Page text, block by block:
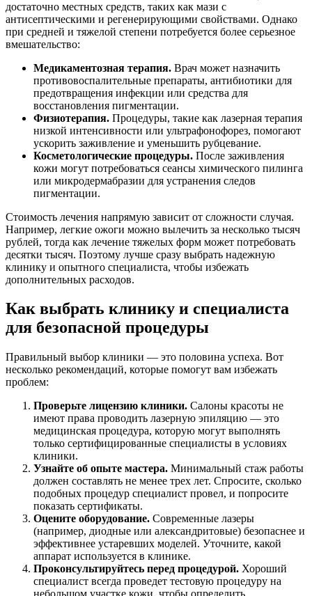
достаточно местных средств, таких как мази с
антисептическими и регенерирующими свойствами. Однако
при средней и тяжелой степени потребуется более серьезное
вмешательство:
Медикаментозная терапия. Врач может назначить
противовоспалительные препараты, антибиотики для
предотвращения инфекции или средства для
восстановления пигментации.
Физиотерапия. Процедуры, такие как лазерная терапия
низкой интенсивности или ультрафонофорез, помогают
ускорить заживление и уменьшить рубцевание.
Косметологические процедуры. После заживления
кожи могут потребоваться сеансы химического пилинга
или микродермабразии для устранения следов
пигментации.
Стоимость лечения напрямую зависит от сложности случая.
Например, легкие ожоги можно вылечить за несколько тысяч
рублей, тогда как лечение тяжелых форм может потребовать
десятки тысяч. Поэтому лучше сразу выбрать надежную
клинику и опытного специалиста, чтобы избежать
дополнительных расходов.
Как выбрать клинику и специалиста
для безопасной процедуры
Правильный выбор клиники — это половина успеха. Вот
несколько рекомендаций, которые помогут вам избежать
проблем:
Проверьте лицензию клиники. Салоны красоты не
имеют права проводить лазерную эпиляцию — это
медицинская процедура, которую могут выполнять
только сертифицированные специалисты в условиях
клиники.
Узнайте об опыте мастера. Минимальный стаж работы
должен составлять не менее трех лет. Спросите, сколько
подобных процедур специалист провел, и попросите
показать сертификаты.
Оцените оборудование. Современные лазеры
(например, диодные или александритовые) безопаснее и
эффективнее устаревших моделей. Уточните, какой
аппарат используется в клинике.
Проконсультируйтесь перед процедурой. Хороший
специалист всегда проведет тестовую процедуру на